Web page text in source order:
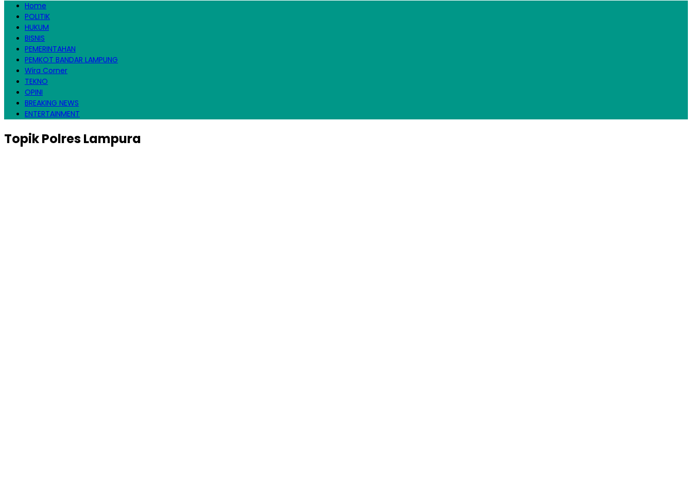
Home
POLITIK
HUKUM
BISNIS
PEMERINTAHAN
PEMKOT BANDAR LAMPUNG
Wira Corner
TEKNO
OPINI
BREAKING NEWS
ENTERTAINMENT
TopikPolres Lampura